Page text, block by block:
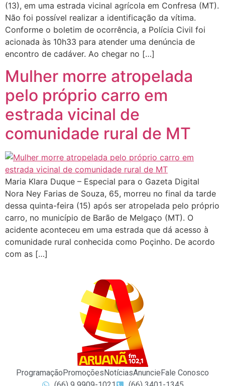
(13), em uma estrada vicinal agrícola em Confresa (MT).
Não foi possível realizar a identificação da vítima.
Conforme o boletim de ocorrência, a Polícia Civil foi
acionada às 10h33 para atender uma denúncia de
encontro de cadáver. Ao chegar no […]
Mulher morre atropelada
pelo próprio carro em
estrada vicinal de
comunidade rural de MT
Maria Klara Duque – Especial para o Gazeta Digital
Nora Ney Farias de Souza, 65, morreu no final da tarde
dessa quinta-feira (15) após ser atropelada pelo próprio
carro, no município de Barão de Melgaço (MT). O
acidente aconteceu em uma estrada que dá acesso à
comunidade rural conhecida como Poçinho. De acordo
com as […]
ProgramaçãoPromoçõesNotíciasAnuncieFale Conosco